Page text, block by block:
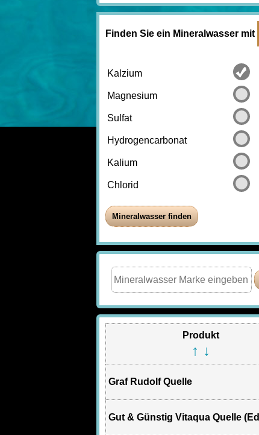
Finden Sie ein Mineralwasser mit
Kalzium
Magnesium
Sulfat
Hydrogencarbonat
Kalium
Chlorid
Produkt
↑ ↓
Graf Rudolf Quelle
Gut & Günstig Vitaqua Quelle